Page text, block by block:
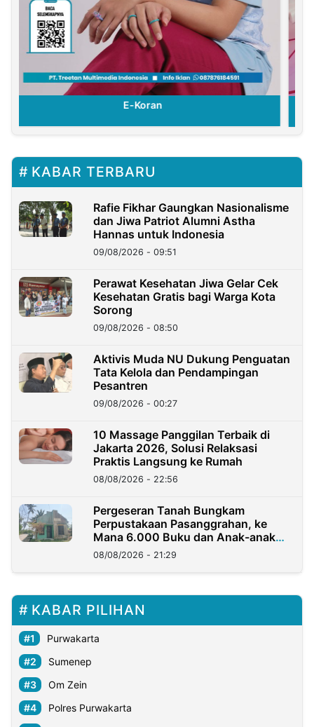
E-Koran
KABAR TERBARU
Rafie Fikhar Gaungkan Nasionalisme
dan Jiwa Patriot Alumni Astha
Hannas untuk Indonesia
09/08/2026 - 09:51
Perawat Kesehatan Jiwa Gelar Cek
Kesehatan Gratis bagi Warga Kota
Sorong
09/08/2026 - 08:50
Aktivis Muda NU Dukung Penguatan
Tata Kelola dan Pendampingan
Pesantren
09/08/2026 - 00:27
10 Massage Panggilan Terbaik di
Jakarta 2026, Solusi Relaksasi
Praktis Langsung ke Rumah
08/08/2026 - 22:56
Pergeseran Tanah Bungkam
Perpustakaan Pasanggrahan, ke
Mana 6.000 Buku dan Anak-anak
Kini?
08/08/2026 - 21:29
KABAR PILIHAN
Purwakarta
Sumenep
Om Zein
Polres Purwakarta